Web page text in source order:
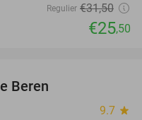
Regulier €31,50
€25,50
Beren
9.7 star